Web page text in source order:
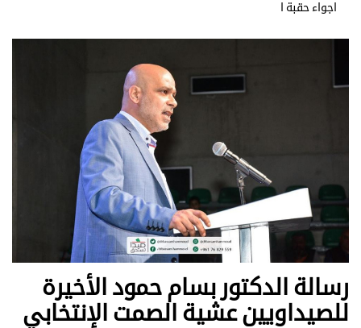
اجواء حقبة ا
رسالة الدكتور بسام حمود الأخيرة
للصيداويين عشية الصمت الإنتخابي